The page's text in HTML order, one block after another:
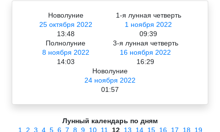
Новолуние
25 октября 2022
13:48
1-я лунная четверть
1 ноября 2022
09:39
Полнолуние
8 ноября 2022
14:03
3-я лунная четверть
16 ноября 2022
16:29
Новолуние
24 ноября 2022
01:57
Лунный календарь по дням
1
2 3 4 5 6 7 8 9 10 11 12 13 14 15 16 17 18 19